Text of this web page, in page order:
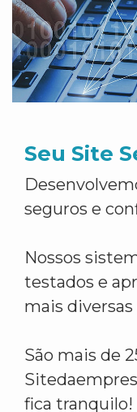
Seu Site
seguros e
Nossos
testados e
mais
São mais de
fica tranquilo!